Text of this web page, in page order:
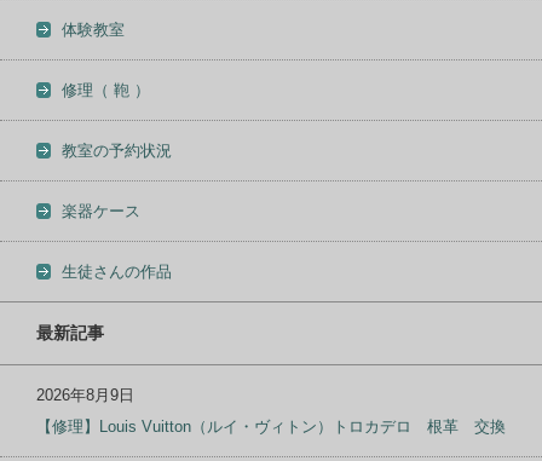
体験教室
修理（ 鞄 ）
教室の予約状況
楽器ケース
生徒さんの作品
最新記事
2026年8月9日
【修理】Louis Vuitton（ルイ・ヴィトン）トロカデロ 根革 交換